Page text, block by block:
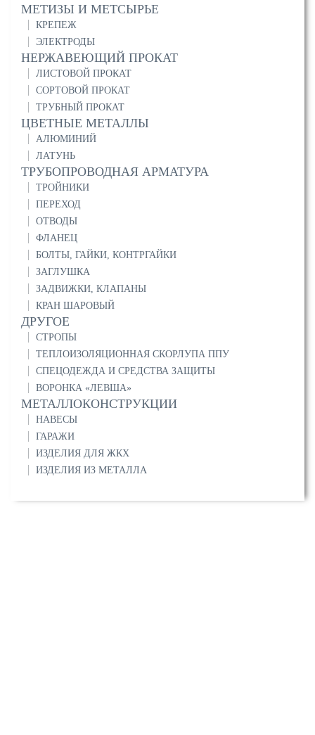
МЕТИЗЫ И МЕТСЫРЬЕ
КРЕПЕЖ
ЭЛЕКТРОДЫ
НЕРЖАВЕЮЩИЙ ПРОКАТ
ЛИСТОВОЙ ПРОКАТ
СОРТОВОЙ ПРОКАТ
ТРУБНЫЙ ПРОКАТ
ЦВЕТНЫЕ МЕТАЛЛЫ
АЛЮМИНИЙ
ЛАТУНЬ
ТРУБОПРОВОДНАЯ АРМАТУРА
ТРОЙНИКИ
ПЕРЕХОД
ОТВОДЫ
ФЛАНЕЦ
БОЛТЫ, ГАЙКИ, КОНТРГАЙКИ
ЗАГЛУШКА
ЗАДВИЖКИ, КЛАПАНЫ
КРАН ШАРОВЫЙ
ДРУГОЕ
СТРОПЫ
ТЕПЛОИЗОЛЯЦИОННАЯ СКОРЛУПА ППУ
СПЕЦОДЕЖДА И СРЕДСТВА ЗАЩИТЫ
ВОРОНКА «ЛЕВША»
МЕТАЛЛОКОНСТРУКЦИИ
НАВЕСЫ
ГАРАЖИ
ИЗДЕЛИЯ ДЛЯ ЖКХ
ИЗДЕЛИЯ ИЗ МЕТАЛЛА